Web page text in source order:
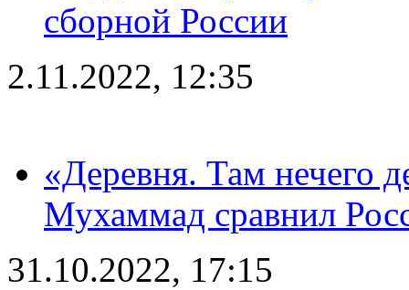
сборной России
2.11.2022, 12:35
«Деревня. Там нечего
Мухаммад сравнил
31.10.2022, 17:15